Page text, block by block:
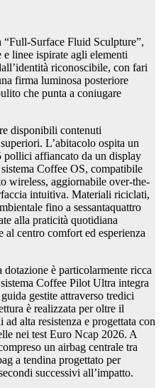
Surface Fluid Sculpture”,
linee ispirate agli elementi
riconoscibile, con fari
firma luminosa posteriore
che punta a coniugare
disponibili contenuti
L’abitacolo ospita un
pollici affiancato da un display
Coffee OS, compatibile
wireless, aggiornabile over-the-
intuitiva. Materiali riciclati,
fino a sessantaquattro
alla praticità quotidiana
al centro comfort ed esperienza
è particolarmente ricca
Coffee Pilot Ultra integra
gestite attraverso tredici
è realizzata per oltre il
alta resistenza e progettata con
nei test Euro Ncap 2026. A
un airbag centrale tra
a tendina progettato per
successivi all’impatto.